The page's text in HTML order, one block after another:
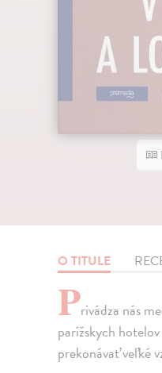
O TITULE
Privádza nás
parížskych
prekonávať veľké